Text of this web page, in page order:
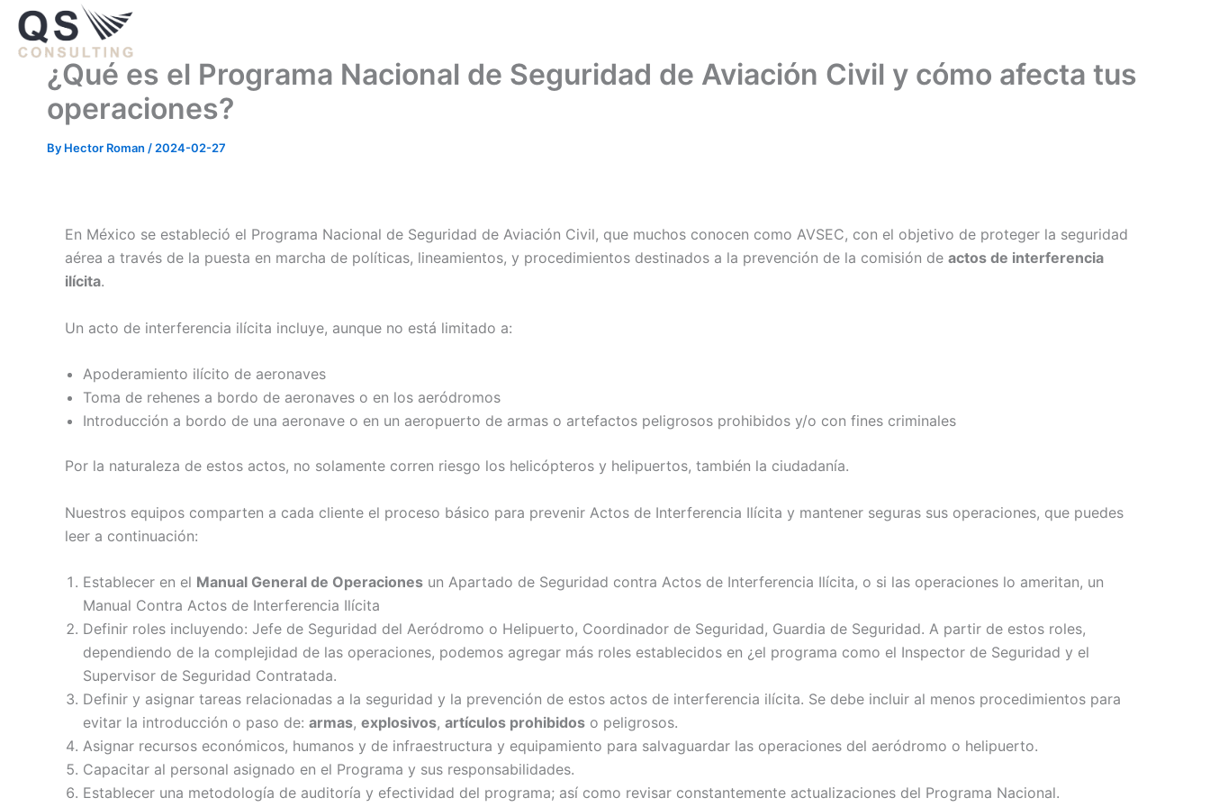
Skip
content¿Qué es el Programa Nacional de Seguridad de Aviación Civil y cómo afecta tus
operaciones?
By Hector Roman / 2024-02-27
En México se estableció el Programa Nacional de Seguridad de Aviación Civil, que muchos conocen como AVSEC, con el objetivo de proteger la seguridad
aérea a través de la puesta en marcha de políticas, lineamientos, y procedimientos destinados a la prevención de la comisión de actos de interferencia
ilícita.
Un acto de interferencia ilícita incluye, aunque no está limitado a:
Apoderamiento ilícito de aeronaves
Toma de rehenes a bordo de aeronaves o en los aeródromos
Introducción a bordo de una aeronave o en un aeropuerto de armas o artefactos peligrosos prohibidos y/o con fines criminales
Por la naturaleza de estos actos, no solamente corren riesgo los helicópteros y helipuertos, también la ciudadanía.
Nuestros equipos comparten a cada cliente el proceso básico para prevenir Actos de Interferencia Ilícita y mantener seguras sus operaciones, que puedes
leer a continuación:
Establecer en el Manual General de Operaciones un Apartado de Seguridad contra Actos de Interferencia Ilícita, o si las operaciones lo ameritan, un
Manual Contra Actos de Interferencia Ilícita
Definir roles incluyendo: Jefe de Seguridad del Aeródromo o Helipuerto, Coordinador de Seguridad, Guardia de Seguridad. A partir de estos roles,
dependiendo de la complejidad de las operaciones, podemos agregar más roles establecidos en ¿el programa como el Inspector de Seguridad y el
Supervisor de Seguridad Contratada.
Definir y asignar tareas relacionadas a la seguridad y la prevención de estos actos de interferencia ilícita. Se debe incluir al menos procedimientos para
evitar la introducción o paso de: armas, explosivos, artículos prohibidos o peligrosos.
Asignar recursos económicos, humanos y de infraestructura y equipamiento para salvaguardar las operaciones del aeródromo o helipuerto.
Capacitar al personal asignado en el Programa y sus responsabilidades.
Establecer una metodología de auditoría y efectividad del programa; así como revisar constantemente actualizaciones del Programa Nacional.